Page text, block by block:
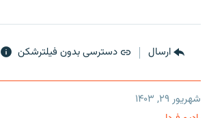
ارسال دسترسی بدون فیلترشکن
شهریور ۲۹, ۱۴۰۳